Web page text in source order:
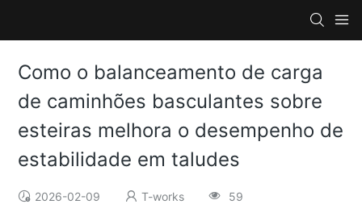
Como o balanceamento de carga
de caminhões basculantes sobre
esteiras melhora o desempenho de
estabilidade em taludes
2026-02-09 T-works 59